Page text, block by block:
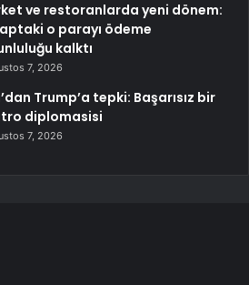
ve restoranlarda yeni dönem:
o parayı ödeme
kalktı
7, 2026
Trump’a tepki: Başarısız bir
diplomasisi
7, 2026